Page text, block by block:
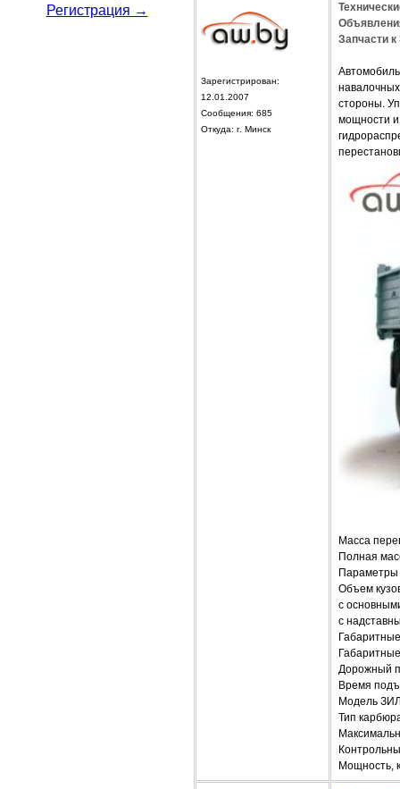
Регистрация →
Зарегистрирован:
12.01.2007
Сообщения: 685
Откуда: г. Минск
Запчасти
стороны.
мощности и
Масса
Полная
Параметры
Объем
с
с
Дорожный
Время
Модель
Тип
Мощность,